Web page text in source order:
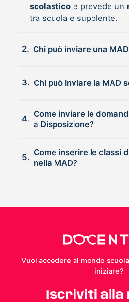
scolasticoe prevede un
tra scuola e supplente.
2.
3. Chi può inviare la MAD
4.
Come inviare le
a Disposizione?
5.
Come inserire le classi di
nella MAD?
Vuoi accedere al mondo
iniziare?
Iscriviti alla